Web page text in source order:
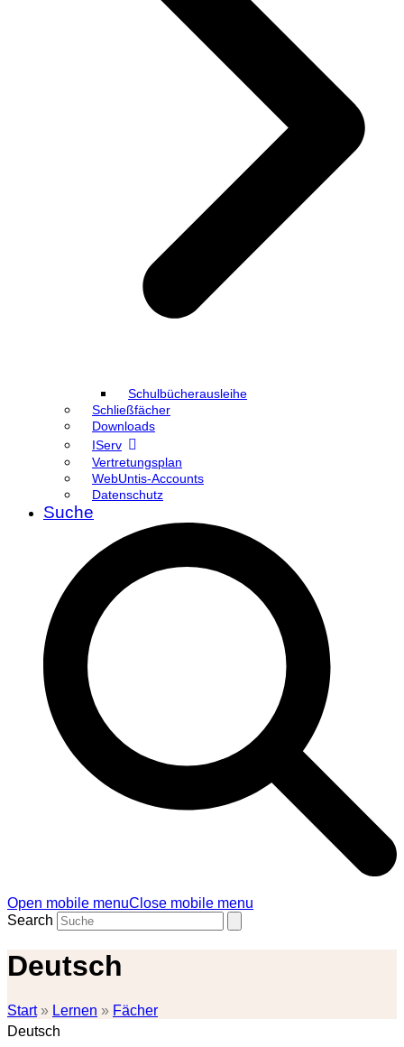
Schulbücherausleihe
Schließfächer
Downloads
IServ
Vertretungsplan
WebUntis-Accounts
Datenschutz
Suche
Open mobile menuClose mobile menu
Search
Deutsch
Start» Lernen » Fächer
Deutsch